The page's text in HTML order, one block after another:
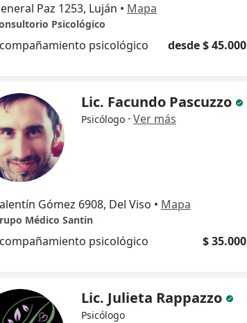
Paz 1253, Luján • Mapa
Psicológico
psicológico desde $ 45.000
Lic. Facundo Pascuzzo
Psicólogo · Ver más
Gómez 6908, Del Viso • Mapa
Médico Santin
psicológico $ 35.000
Lic. Julieta Rappazzo
Psicólogo